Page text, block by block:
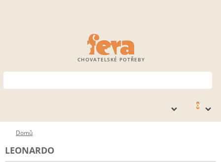
CHOVATELSKÉ POTŘEBY
0
Domů
LEONARDO